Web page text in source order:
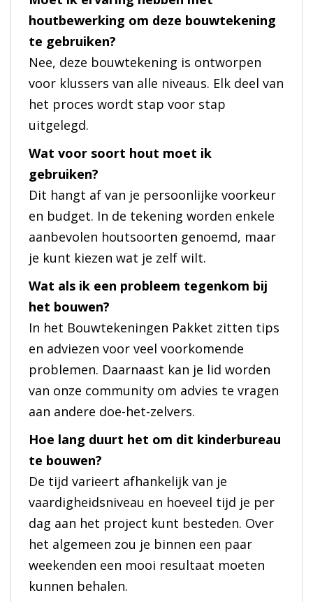
houtbewerking om deze bouwtekening
te gebruiken?
Nee, deze bouwtekening is ontworpen
voor klussers van alle niveaus. Elk deel van
het proces wordt stap voor stap
uitgelegd.
Wat voor soort hout moet ik
gebruiken?
Dit hangt af van je persoonlijke voorkeur
en budget. In de tekening worden enkele
aanbevolen houtsoorten genoemd, maar
je kunt kiezen wat je zelf wilt.
Wat als ik een probleem tegenkom bij
het bouwen?
In het Bouwtekeningen Pakket zitten tips
en adviezen voor veel voorkomende
problemen. Daarnaast kan je lid worden
van onze community om advies te vragen
aan andere doe-het-zelvers.
Hoe lang duurt het om dit kinderbureau
te bouwen?
De tijd varieert afhankelijk van je
vaardigheidsniveau en hoeveel tijd je per
dag aan het project kunt besteden. Over
het algemeen zou je binnen een paar
weekenden een mooi resultaat moeten
kunnen behalen.